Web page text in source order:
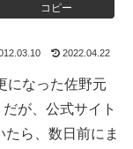
コピー
2022.04.22
になった佐野元
が、公式サイト
ら、数日前にま